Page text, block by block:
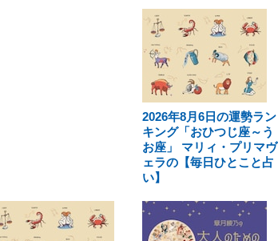
2026年8月6日の運勢ラン
キング「おひつじ座～う
お座」 マリィ・プリマヴ
ェラの【毎日ひとこと占
い】